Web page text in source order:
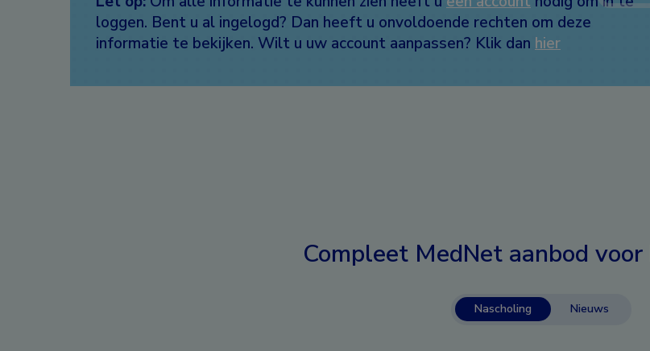
loggen. Bent u al ingelogd? Dan heeft u onvoldoende rechten om deze
informatie te bekijken. Wilt u uw account aanpassen? Klik dan hier
Compleet MedNet aanbod voor
Nascholing Nieuws